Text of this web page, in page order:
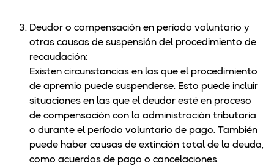
Deudor o compensación en período voluntario y
otras causas de suspensión del procedimiento de
recaudación:
Existen circunstancias en las que el procedimiento
de apremio puede suspenderse. Esto puede incluir
situaciones en las que el deudor esté en proceso
de compensación con la administración tributaria
o durante el período voluntario de pago. También
puede haber causas de extinción total de la deuda,
como acuerdos de pago o cancelaciones.